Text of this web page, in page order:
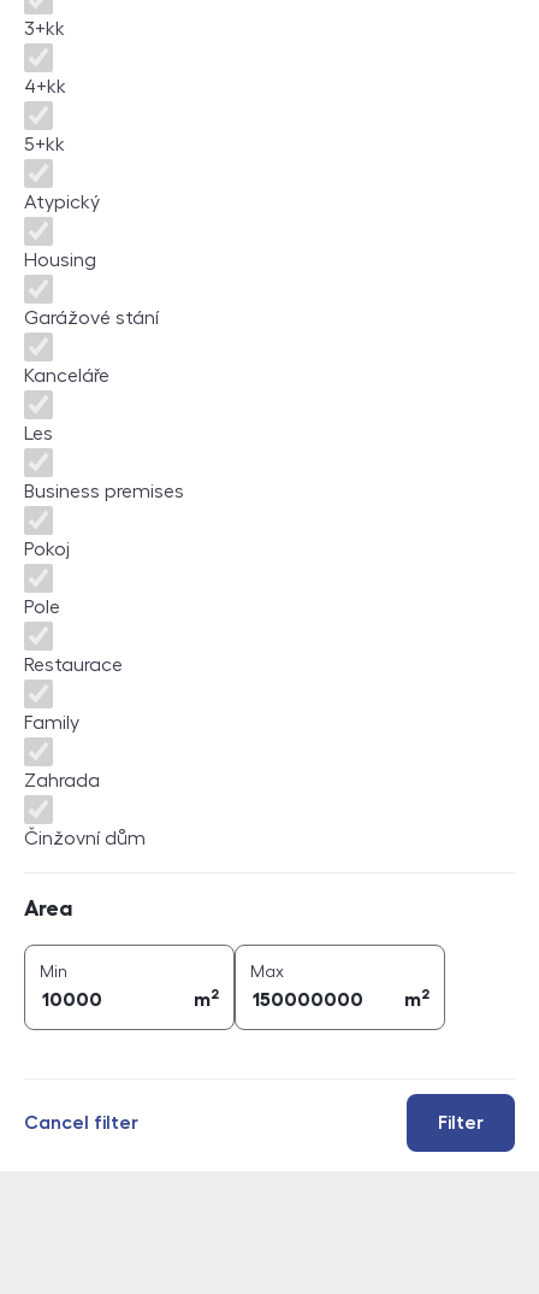
3+kk
4+kk
5+kk
Atypický
Housing
Garážové stání
Kanceláře
Les
Business premises
Pokoj
Pole
Restaurace
Family
Zahrada
Činžovní dům
Area
Min
m2
Maxarea (
m2
Filter
Cancel filter